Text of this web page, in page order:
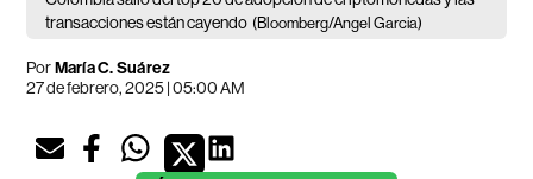
transacciones están cayendo (Bloomberg/Angel Garcia)
PorMaría C. Suárez
27 de febrero, 2025 | 05:00 AM